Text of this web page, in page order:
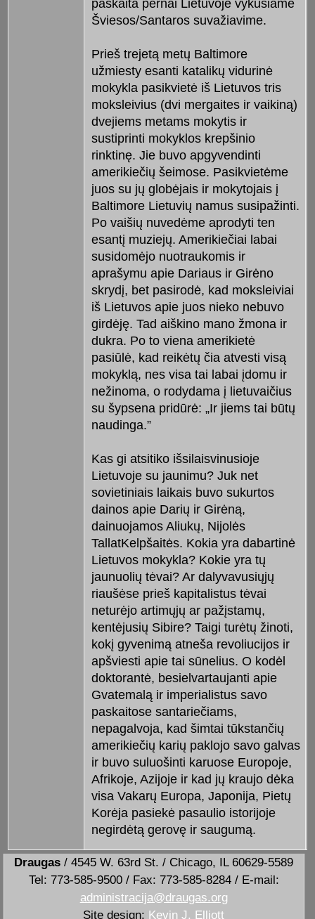
paskaita pernai Lietuvoje vykusiame
Šviesos/Santaros suvažiavime.
Prieš trejetą metų Baltimore
užmiesty esanti katalikų vidurinė
mokykla pasikvietė iš Lietuvos tris
moksleivius (dvi mergaites ir vaikiną)
dvejiems metams mokytis ir
sustiprinti mokyklos krepšinio
rinktinę. Jie buvo apgyvendinti
amerikiečių šeimose. Pasikvietėme
juos su jų globėjais ir mokytojais į
Baltimore Lietuvių namus susipažinti.
Po vaišių nuvedėme aprodyti ten
esantį muziejų. Amerikiečiai labai
susidomėjo nuotraukomis ir
aprašymu apie Dariaus ir Girėno
skrydį, bet pasirodė, kad moksleiviai
iš Lietuvos apie juos nieko nebuvo
girdėję. Tad aiškino mano žmona ir
dukra. Po to viena amerikietė
pasiūlė, kad reikėtų čia atvesti visą
mokyklą, nes visa tai labai įdomu ir
nežinoma, o rodydama į lietuvaičius
su šypsena pridūrė: „Ir jiems tai būtų
naudinga.”
Kas gi atsitiko išsilaisvinusioje
Lietuvoje su jaunimu? Juk net
sovietiniais laikais buvo sukurtos
dainos apie Darių ir Girėną,
dainuojamos Aliukų, Nijolės
TallatKelpšaitės. Kokia yra dabartinė
Lietuvos mokykla? Kokie yra tų
jaunuolių tėvai? Ar dalyvavusiųjų
riaušėse prieš kapitalistus tėvai
neturėjo artimųjų ar pažįstamų,
kentėjusių Sibire? Taigi turėtų žinoti,
kokį gyvenimą atneša revoliucijos ir
apšviesti apie tai sūnelius. O kodėl
doktorantė, besielvartaujanti apie
Gvatemalą ir imperialistus savo
paskaitose santariečiams,
nepagalvoja, kad šimtai tūkstančių
amerikiečių karių paklojo savo galvas
ir buvo suluošinti karuose Europoje,
Afrikoje, Azijoje ir kad jų kraujo dėka
visa Vakarų Europa, Japonija, Pietų
Korėja pasiekė pasaulio istorijoje
negirdėtą gerovę ir saugumą.
Draugas / 4545 W. 63rd St. / Chicago, IL 60629-5589
Tel: 773-585-9500 / Fax: 773-585-8284 / E-mail:
administracija@draugas.org
Site design: Kevin J. Elliott